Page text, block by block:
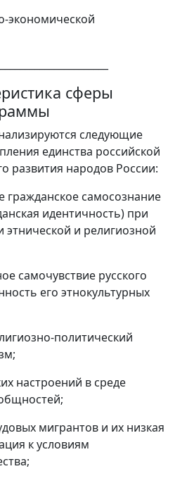
экономической
сферы
следующие
единства российской
развития народов России:
гражданское самосознание
идентичность) при
и религиозной
самочувствие русского
его этнокультурных
политический
настроений в среде
мигрантов и их низкая
к условиям